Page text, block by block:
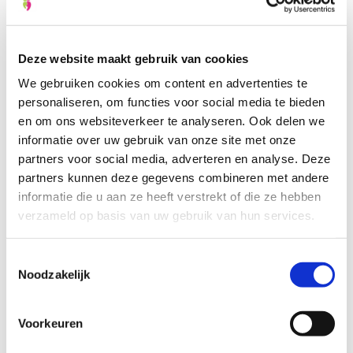
Deze website maakt gebruik van cookies
We gebruiken cookies om content en advertenties te
personaliseren, om functies voor social media te bieden
en om ons websiteverkeer te analyseren. Ook delen we
informatie over uw gebruik van onze site met onze
partners voor social media, adverteren en analyse. Deze
partners kunnen deze gegevens combineren met andere
informatie die u aan ze heeft verstrekt of die ze hebben
verzameld op basis van uw gebruik van hun services.
Noodzakelijk
Voorkeuren
de vraag te staan: wat moet ik allemaal in huis halen?
het ziekenhuis? We helpen je dan ook graag op weg
met onzebabyuitzet checklist .
Voorlichtingen: méér dan kraamzorg
alleen
Bij Kraamzorg Het Groene Kruis kun je ook terecht
voor allerlei cursussen en voorlichtingen. Kijk in
deagendavoor ons aanbod en check of en wanneer
er een voorlichting of cursus bij jou in de buurt is.